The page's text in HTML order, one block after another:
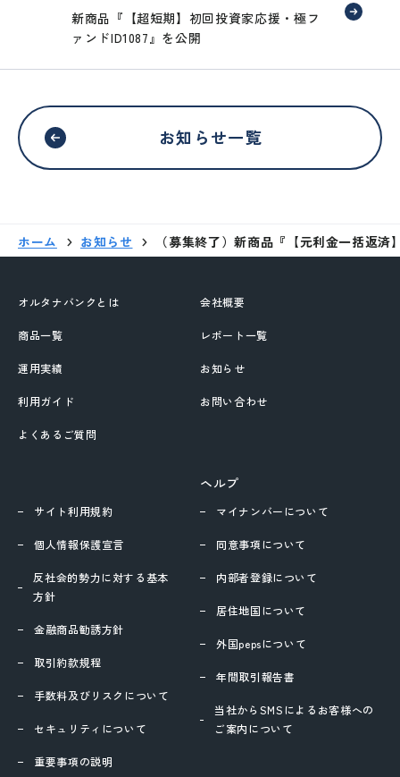
新商品『【超短期】初回投資家応援・極フ
ァンドID1087』を公開
お知らせ一覧
ホーム お知らせ （募集終了）新商品『【元利金一括返
オルタナバンクとは
商品一覧
運用実績
利用ガイド
よくあるご質問
会社概要
レポート一覧
お知らせ
お問い合わせ
ヘルプ
マイナンバーについて
同意事項について
内部者登録について
居住地国について
外国pepsについて
年間取引報告書
当社からSMSによるお客様への
ご案内について
サイト利用規約
個人情報保護宣言
反社会的勢力に対する基本
方針
金融商品勧誘方針
取引約款規程
手数料及びリスクについて
セキュリティについて
重要事項の説明
これより先は、SAMURAI証券のウェ
ブサイトではありません
移動する